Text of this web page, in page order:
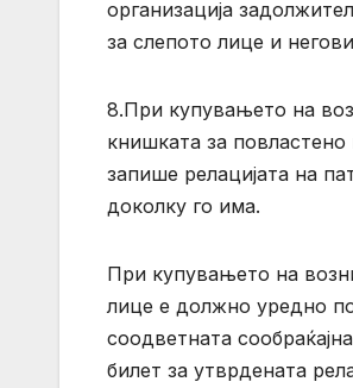
организација
за слепото лице и
8.При купувањето на
книшката за
запише релацијата на
доколку го има.
При купувањето на
лице е должно уредно
соодветната
билет за утврдената